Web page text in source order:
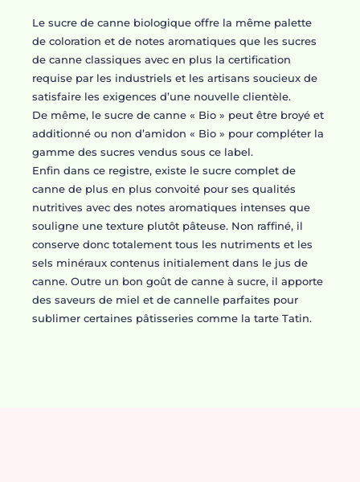
Le sucre de canne biologique offre la même palette
de coloration et de notes aromatiques que les sucres
de canne classiques avec en plus la certification
requise par les industriels et les artisans soucieux de
satisfaire les exigences d’une nouvelle clientèle.
De même, le sucre de canne « Bio » peut être broyé et
additionné ou non d’amidon « Bio » pour compléter la
gamme des sucres vendus sous ce label.
Enfin dans ce registre, existe le sucre complet de
canne de plus en plus convoité pour ses qualités
nutritives avec des notes aromatiques intenses que
souligne une texture plutôt pâteuse. Non raffiné, il
conserve donc totalement tous les nutriments et les
sels minéraux contenus initialement dans le jus de
canne. Outre un bon goût de canne à sucre, il apporte
des saveurs de miel et de cannelle parfaites pour
sublimer certaines pâtisseries comme la tarte Tatin.